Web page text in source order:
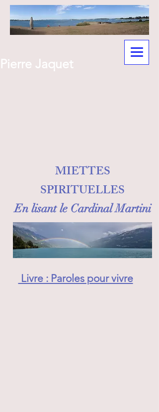
Pierre Jaquet
MIETTES
SPIRITUELLES
En lisant le Cardinal Martini
Livre : Paroles pour vivre